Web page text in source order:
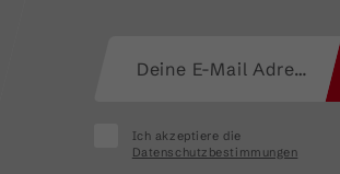
Ich akzeptiere die
Datenschutzbestimmungen